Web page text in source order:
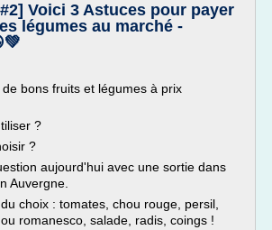
Voici 3 Astuces pour payer
légumes au marché -
bons fruits et légumes à prix
?
?
aujourd'hui avec une sortie dans
Auvergne.
choix : tomates, chou rouge, persil,
romanesco, salade, radis, coings !